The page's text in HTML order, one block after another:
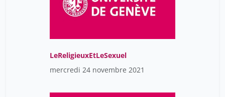
LeReligieuxEtLeSexuel
mercredi 24 novembre 2021